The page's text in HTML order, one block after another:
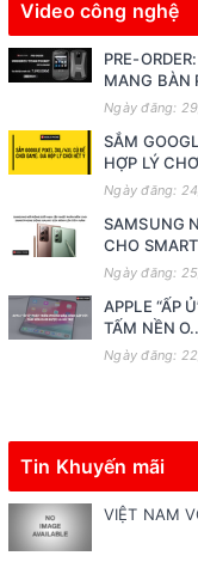
Video công nghệ
PRE-
MANG BÀN
Ngày đăng:
SẮM
HỢP LÝ
Ngày đăng:
SAMSUNG
CHO
Ngày đăng:
APPLE “ẤP
TẤM NỀN
Ngày đăng:
Tin Khuyến mãi
VIỆT NAM